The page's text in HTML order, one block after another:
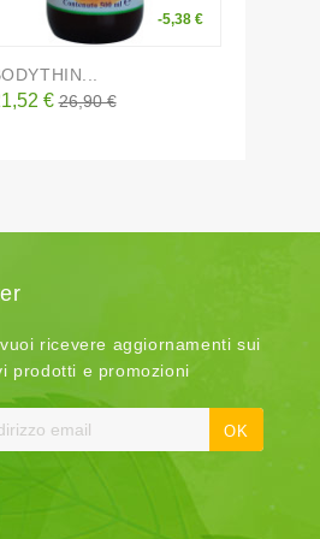
€
-5,38 €
Prezzo
26,90 €
ricevere aggiornamenti sui
prodotti e promozioni